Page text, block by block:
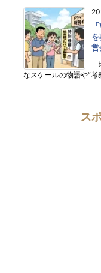
営
なスケールの物語や“考
ス